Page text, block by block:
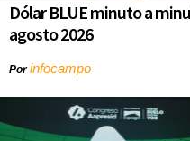
Dólar BLUE minuto a
agosto 2026
Porinfocampo